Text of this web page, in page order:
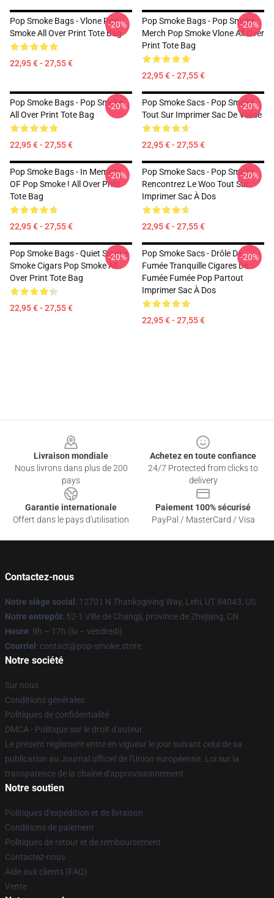
Pop Smoke Bags - Vlone Pop
Smoke All Over Print Tote Bag
22,95 € - 27,55 €
-20%
Pop Smoke Bags - Pop Smoke
Merch Pop Smoke Vlone All Over
Print Tote Bag
22,95 € - 27,55 €
-20%
Pop Smoke Bags - Pop Smoke
All Over Print Tote Bag
22,95 € - 27,55 €
-20%
Pop Smoke Sacs - Pop Smoke
Tout Sur Imprimer Sac De Valise
22,95 € - 27,55 €
-20%
Pop Smoke Bags - In Memory
OF Pop Smoke ! All Over Print
Tote Bag
22,95 € - 27,55 €
-20%
Pop Smoke Sacs - Pop Smoke
Rencontrez Le Woo Tout Sur
Imprimer Sac À Dos
22,95 € - 27,55 €
-20%
Pop Smoke Bags - Quiet Smoke
Smoke Cigars Pop Smoke All
Over Print Tote Bag
22,95 € - 27,55 €
-20%
Pop Smoke Sacs - Drôle De
Fumée Tranquille Cigares De
Fumée Fumée Pop Partout
Imprimer Sac À Dos
22,95 € - 27,55 €
-20%
Livraison mondiale
Nous livrons dans plus de 200
pays
Achetez en toute confiance
24/7 Protected from clicks to
delivery
Garantie internationale
Offert dans le pays d'utilisation
Paiement 100% sécurisé
PayPal / MasterCard / Visa
Contactez-nous
Notre siège social : 12701 N Thanksgiving Way, Lehi, UT 84043, US
Notre entrepôt: 52-1 Ville de Changji, province de Zhejiang, CN
Heure: 9h – 17h (lu – vendredi)
Courriel : contact@pop-smoke.store
Notre société
Sur nous
Conditions générales
Politiques de confidentialité
DMCA - Politique sur le droit d'auteur
Le présent règlement entre en vigueur le jour suivant celui de sa
publication au Journal officiel de l'Union européenne. Loi sur la
transparence de la chaîne d'approvisionnement
Notre soutien
Politiques d'expédition et de livraison
Conditions de paiement
Politiques de retour et de remboursement
Contactez-nous
Aide aux clients (FAQ)
Vente